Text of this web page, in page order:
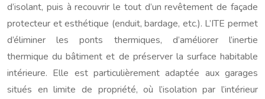
d’isolant, puis à recouvrir le tout d’un revêtement de façade
protecteur et esthétique (enduit, bardage, etc.). L’ITE permet
d’éliminer les ponts thermiques, d’améliorer l’inertie
thermique du bâtiment et de préserver la surface habitable
intérieure. Elle est particulièrement adaptée aux garages
situés en limite de propriété, où l’isolation par l’intérieur